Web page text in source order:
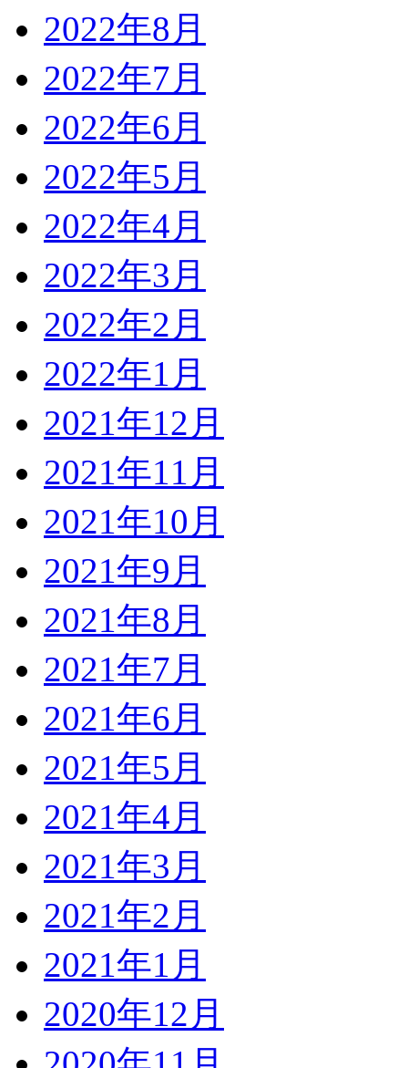
2022年8月
2022年7月
2022年6月
2022年5月
2022年4月
2022年3月
2022年2月
2022年1月
2021年12月
2021年11月
2021年10月
2021年9月
2021年8月
2021年7月
2021年6月
2021年5月
2021年4月
2021年3月
2021年2月
2021年1月
2020年12月